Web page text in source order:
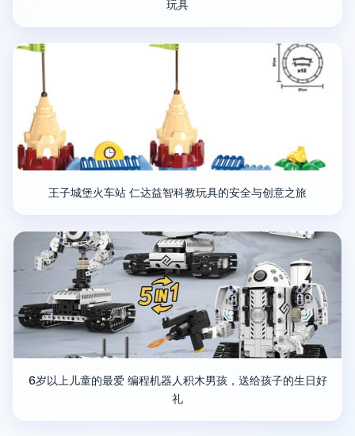
玩具
王子城堡火车站 仁达益智科教玩具的安全与创意之旅
6岁以上儿童的最爱 编程机器人积木男孩，送给孩子的生日好
礼